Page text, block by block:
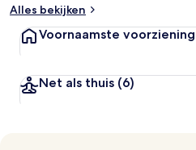
Alles bekijken
Voornaamste
Net als thuis (6)